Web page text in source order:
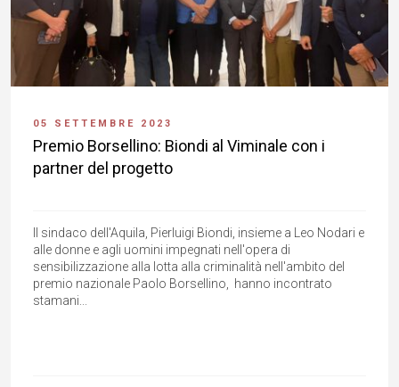
05 SETTEMBRE 2023
Premio Borsellino: Biondi al Viminale con i
partner del progetto
Il sindaco dell'Aquila, Pierluigi Biondi, insieme a Leo Nodari e
alle donne e agli uomini impegnati nell'opera di
sensibilizzazione alla lotta alla criminalità nell'ambito del
premio nazionale Paolo Borsellino, hanno incontrato
stamani...